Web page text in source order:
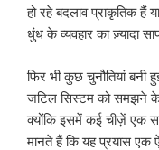
हो रहे बदलाव प्राकृतिक हैं
धुंध के व्यवहार का ज़्यादा
फिर भी कुछ चुनौतियां बनी
जटिल सिस्टम को समझने के
क्योंकि इसमें कई चीज़ें एक
मानते हैं कि यह प्रयास